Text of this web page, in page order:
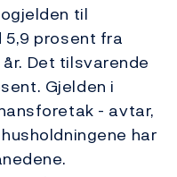
til
5,9 prosent fra
Det tilsvarende
Gjelden i
- avtar,
har